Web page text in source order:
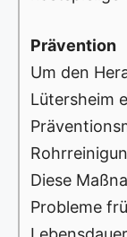
Prävention
Um den
Lütersheim
Diese
Probleme